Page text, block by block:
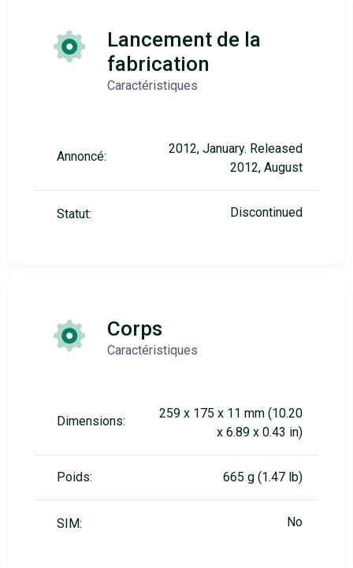
Lancement de la
fabrication
Caractéristiques
Annoncé:
2012, January. Released
2012, August
Statut: Discontinued
Corps
Caractéristiques
Dimensions:
259 x 175 x 11 mm (10.20
x 6.89 x 0.43 in)
Poids: 665 g (1.47 lb)
SIM: No